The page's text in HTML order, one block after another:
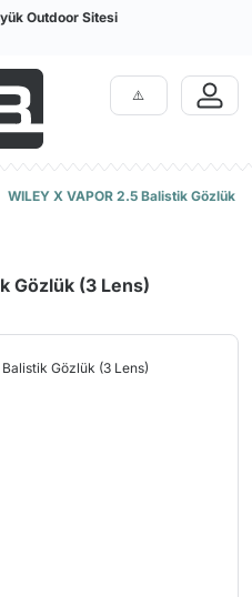
Outdoor Sitesi
WILEY X VAPOR 2.5 Balistik Gözlük
Gözlük (3 Lens)